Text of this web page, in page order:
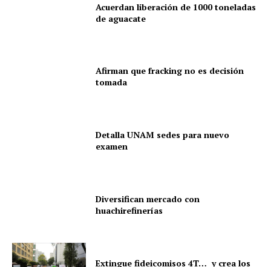
Acuerdan liberación de 1000 toneladas
de aguacate
Afirman que fracking no es decisión
tomada
Detalla UNAM sedes para nuevo
examen
Diversifican mercado con
huachirefinerías
Extingue fideicomisos 4T… y crea los